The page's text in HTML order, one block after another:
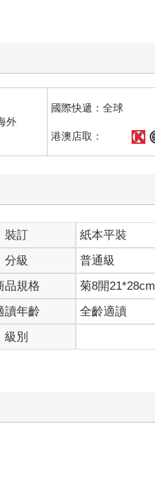
外
國際快遞：全球
港澳店取：
裝訂
紙本平裝
分級
普通級
品規格
菊8開21*28cm
讀年齡
全齡適讀
級別